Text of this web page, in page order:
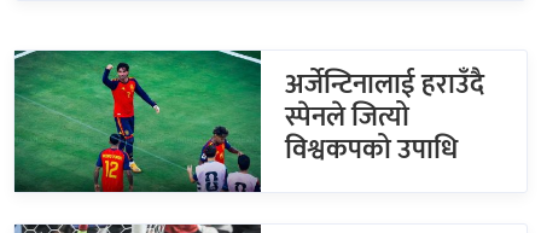
अर्जेन्टिनालाई हराउँदै
स्पेनले जित्यो
विश्वकपको उपाधि